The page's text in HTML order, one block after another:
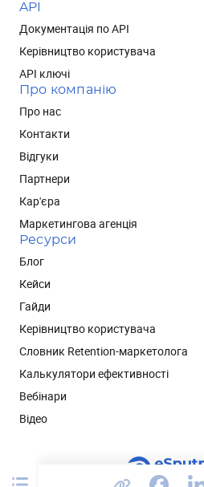
API
Документація по API
Керівництво користувача
API ключі
Про компанію
Про нас
Контакти
Відгуки
Партнери
Кар'єра
Маркетингова агенція
Ресурси
Блог
Кейси
Гайди
Керівництво користувача
Словник Retention-маркетолога
Калькулятори ефективності
Вебінари
Відео